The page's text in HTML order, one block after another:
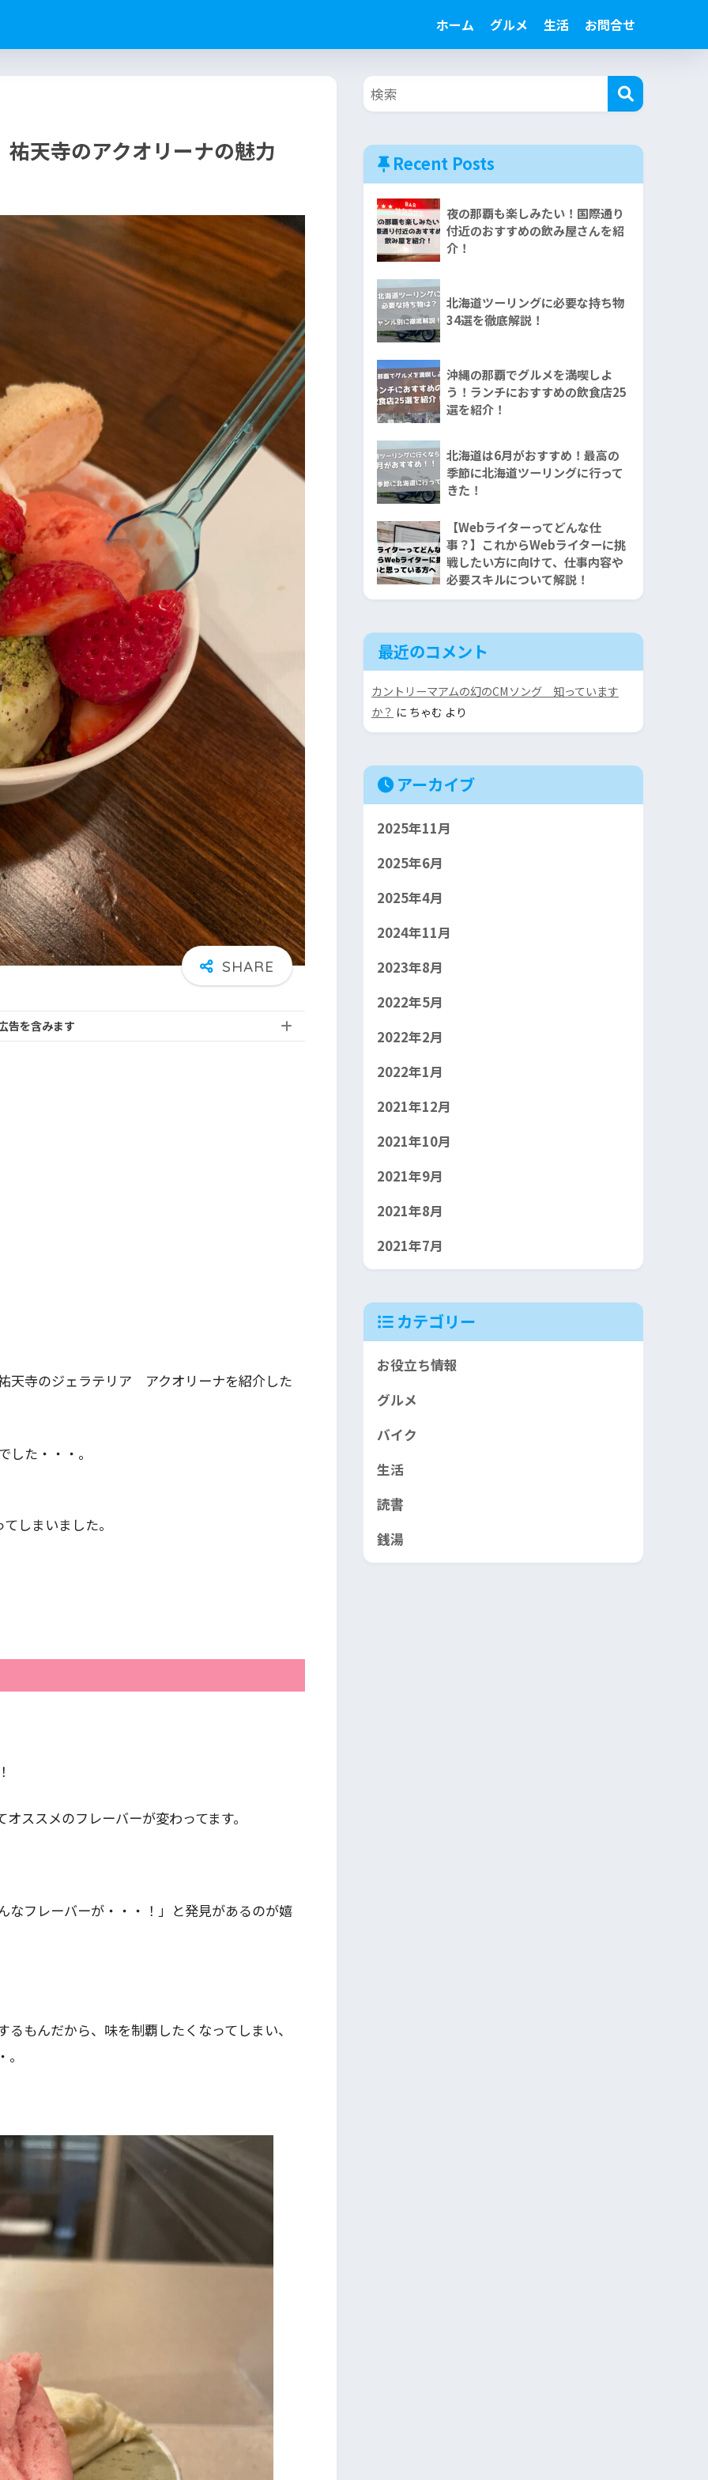
ホーム グルメ 生活 お問合せ
天寺のアクオリーナの魅力
告を含みます
天寺のジェラテリア アクオリーナを紹介した
た・・・。
しまいました。
ススメのフレーバーが変わってます。
なフレーバーが・・・！」と発見があるのが嬉
もんだから、味を制覇したくなってしまい、
Recent Posts
夜の那覇も楽しみたい！国際通り
付近のおすすめの飲み屋さんを紹
介！
北海道ツーリングに必要な持ち物
34選を徹底解説！
沖縄の那覇でグルメを満喫しよ
う！ランチにおすすめの飲食店25
選を紹介！
北海道は6月がおすすめ！最高の
季節に北海道ツーリングに行って
きた！
【Webライターってどんな仕
事？】これからWebライターに挑
戦したい方に向けて、仕事内容や
必要スキルについて解説！
最近のコメント
カントリーマアムの幻のCMソング 知っています
か？ に ちゃむ より
アーカイブ
2025年11月
2025年6月
2025年4月
2024年11月
2023年8月
2022年5月
2022年2月
2022年1月
2021年12月
2021年10月
2021年9月
2021年8月
2021年7月
カテゴリー
お役立ち情報
グルメ
バイク
生活
読書
銭湯